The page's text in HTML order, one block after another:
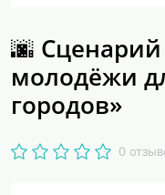
🌆
молодёжи
городов»
0